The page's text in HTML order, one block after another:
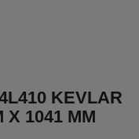
KEVLAR
X 1041 MM